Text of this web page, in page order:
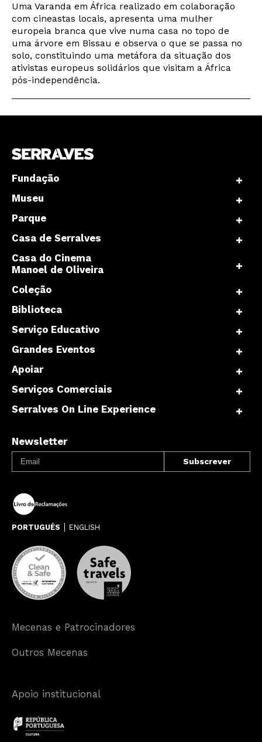
Uma Varanda em África realizado em colaboração
com cineastas locais, apresenta uma mulher
europeia branca que vive numa casa no topo de
uma árvore em Bissau e observa o que se passa no
solo, constituindo uma metáfora da situação dos
ativistas europeus solidários que visitam a África
pós-independência.
Fundação
Museu
Parque
Casa de Serralves
Casa do Cinema
Manoel de Oliveira
Coleção
Biblioteca
Serviço Educativo
Grandes Eventos
Apoiar
Serviços Comerciais
Serralves On Line Experience
Newsletter
PORTUGUÊS ENGLISH
Mecenas e Patrocinadores
Outros Mecenas
Apoio institucional